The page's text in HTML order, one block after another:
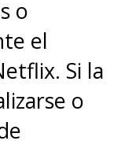
o
el
Si la
o